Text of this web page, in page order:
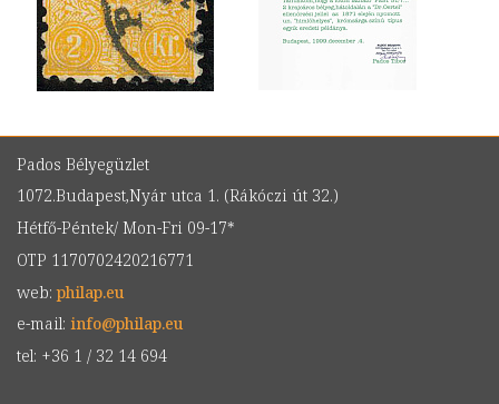
Pados Bélyegüzlet
1072.Budapest,Nyár utca 1. (Rákóczi út 32.)
Hétfő-Péntek/ Mon-Fri 09-17*
OTP 1170702420216771
web:philap.eu
e-mail: info@philap.eu
tel: +36 1 / 32 14 694